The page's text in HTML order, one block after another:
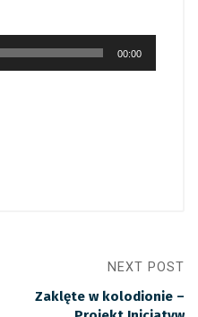
00:00
NEXT POST
Zaklęte w kolodionie –